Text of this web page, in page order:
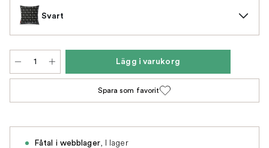
Svart
Lägg i varukorg
Spara som favorit
Fåtal i webblager, I lager